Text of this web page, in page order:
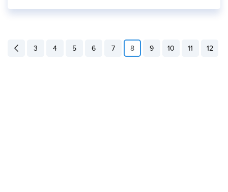
3 4 5 6 7 8 9 10 11 12